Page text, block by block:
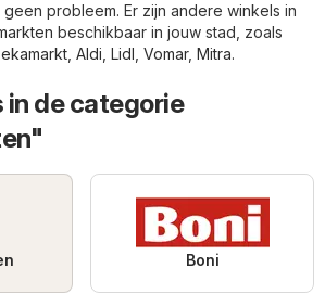
probleem. Er zijn andere winkels in
beschikbaar in jouw stad, zoals
Aldi Lidl Vomar, Mitra.
in de categorie
Boni